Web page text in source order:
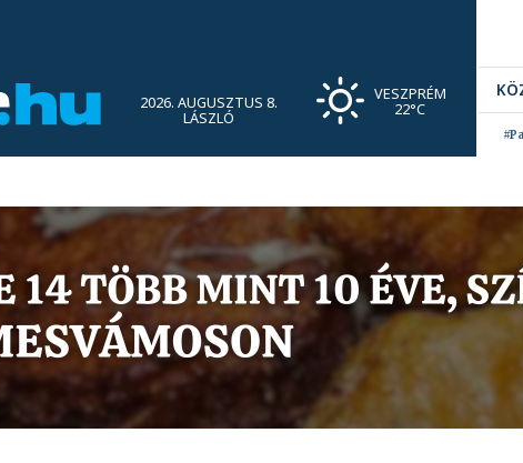
2026. AUGUSZTUS 8.
LÁSZLÓ
VESZPRÉM
22°C